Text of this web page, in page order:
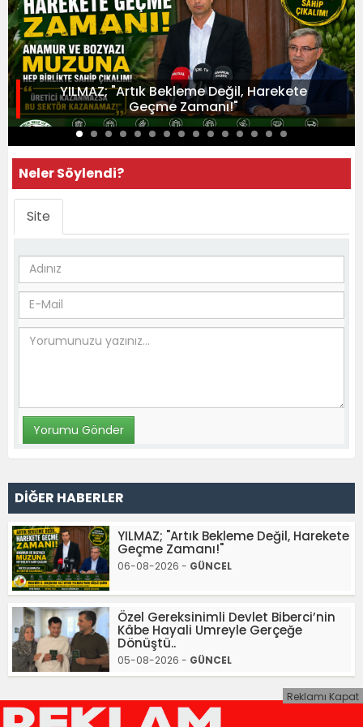
YILMAZ; "Artık Bekleme Değil, Harekete
Geçme Zamanı!"
Neler Söylendi?
Site
DİĞER HABERLER
YILMAZ; "Artık Bekleme Değil, Harekete
Geçme Zamanı!"
06-08-2026 - GÜNCEL
Özel Gereksinimli Devlet Biberci’nin
Kâbe Hayali Umreyle Gerçeğe
Dönüştü..
05-08-2026 - GÜNCEL
Reklamı Kapat